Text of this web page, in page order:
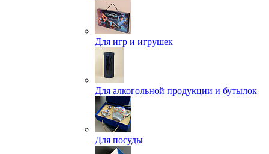
Для игр и игрушек
Для алкогольной продукции и бутылок
Для посуды